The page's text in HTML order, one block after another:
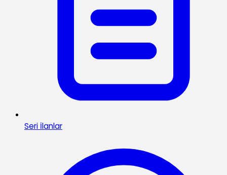
Seri İlanlar